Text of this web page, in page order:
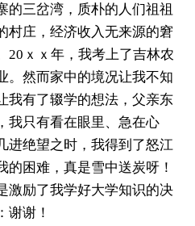
的三岔湾，质朴的人们祖祖
村庄，经济收入无来源的窘
20ｘｘ年，我考上了吉林农
。然而家中的境况让我不知
我有了辍学的想法，父亲东
我只有看在眼里、急在心
进绝望之时，我得到了怒江
困难，真是雪中送炭呀！
激励了我学好大学知识的决
谢谢！